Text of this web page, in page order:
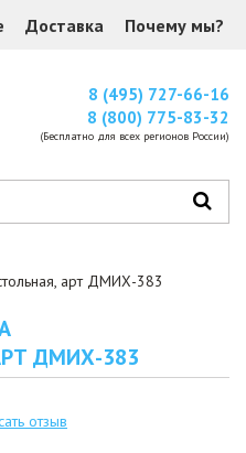
Доставка Почему мы?
8 (495) 727-66-16
8 (800) 775-83-32
(Бесплатно для всех регионов России)
арт ДМИХ-383
ДМИХ-383
отзыв